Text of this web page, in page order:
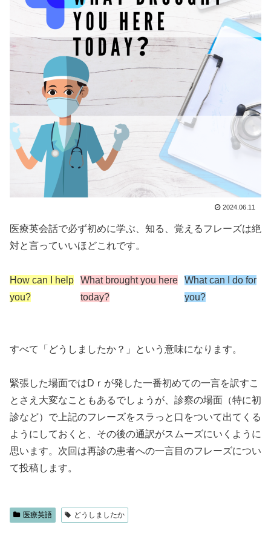
2024.06.11
医療英会話で必ず初めに学ぶ、知る、覚えるフレーズは絶
対と言っていいほどこれです。
How can I help
you?
What brought you here
today?
What can I do for
you?
すべて「どうしましたか？」という意味になります。
緊張した場面ではDｒが発した一番初めての一言を訳すこ
とさえ大変なこともあるでしょうが、診察の場面（特に初
診など）で上記のフレーズをスラっと口をついて出てくる
ようにしておくと、その後の通訳がスムーズにいくように
思います。次回は再診の患者への一言目のフレーズについ
て投稿します。
医療英語 どうしましたか